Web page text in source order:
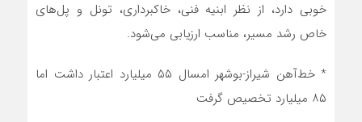
خوبی دارد، از نظر ابنیه فنی، خاکبرداری، تونل و پل‌های
خاص رشد مسیر، مناسب ارزیابی می‌شود.
*‌ خط‌آهن شیراز-بوشهر امسال ۵۵ میلیارد اعتبار داشت اما
۸۵ میلیارد تخصیص گرفت